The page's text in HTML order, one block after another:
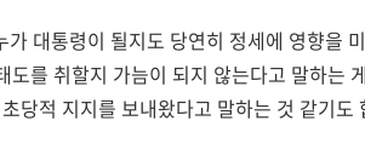
대통령이 될지도 당연히 정세에 영향을
도를 취할지 가늠이 되지 않는다고 말하는
당적 지지를 보내왔다고 말하는 것 같기도